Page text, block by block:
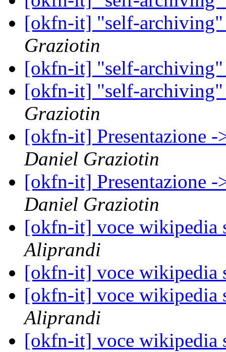
[okfn-it] "self-
Graziotin
[okfn-it] "self-
[okfn-it] "self-
Graziotin
[okfn-it] Presentazione -
Daniel Graziotin
[okfn-it] Presentazione -
Daniel Graziotin
[okfn-it] voce wikipedia
Aliprandi
[okfn-it] voce wikipedia
[okfn-it] voce wikipedia
Aliprandi
[okfn-it] voce wikipedia